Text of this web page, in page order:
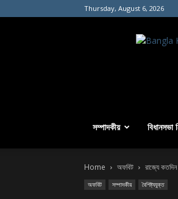
Thursday, August 6, 2026
সম্পাদকীয় বিধানসভা
Home অফবিট রাজ্যে
অফবিট সম্পাদকীয় বৈশিষ্ট্যযুক্ত